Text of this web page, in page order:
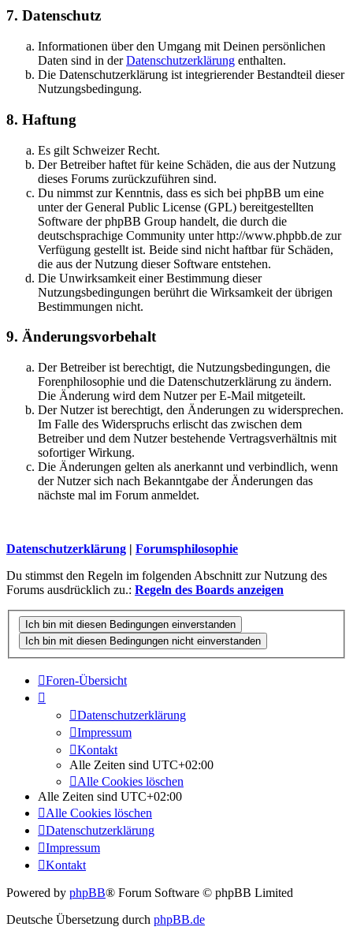
7. Datenschutz
Informationen über den Umgang mit Deinen persönlichen
Daten sind in derDatenschutzerklärung enthalten.
Die Datenschutzerklärung ist integrierender Bestandteil dieser
Nutzungsbedingung.
8. Haftung
Es gilt Schweizer Recht.
Der Betreiber haftet für keine Schäden, die aus der Nutzung
dieses Forums zurückzuführen sind.
Du nimmst zur Kenntnis, dass es sich bei phpBB um eine
unter der General Public License (GPL) bereitgestellten
Software der phpBB Group handelt, die durch die
deutschsprachige Community unter http://www.phpbb.de zur
Verfügung gestellt ist. Beide sind nicht haftbar für Schäden,
die aus der Nutzung dieser Software entstehen.
Die Unwirksamkeit einer Bestimmung dieser
Nutzungsbedingungen berührt die Wirksamkeit der übrigen
Bestimmungen nicht.
9. Änderungsvorbehalt
Der Betreiber ist berechtigt, die Nutzungsbedingungen, die
Forenphilosophie und die Datenschutzerklärung zu ändern.
Die Änderung wird dem Nutzer per E-Mail mitgeteilt.
Der Nutzer ist berechtigt, den Änderungen zu widersprechen.
Im Falle des Widerspruchs erlischt das zwischen dem
Betreiber und dem Nutzer bestehende Vertragsverhältnis mit
sofortiger Wirkung.
Die Änderungen gelten als anerkannt und verbindlich, wenn
der Nutzer sich nach Bekanntgabe der Änderungen das
nächste mal im Forum anmeldet.
Datenschutzerklärung | Forumsphilosophie
Du stimmst den Regeln im folgenden Abschnitt zur Nutzung des
Forums ausdrücklich zu.: Regeln des Boards anzeigen
Foren-Übersicht
Datenschutzerklärung
Impressum
Kontakt
Alle Zeiten sind UTC+02:00
Alle Cookies löschen
Alle Zeiten sind UTC+02:00
Alle Cookies löschen
Datenschutzerklärung
Impressum
Kontakt
Powered by phpBB® Forum Software © phpBB Limited
Deutsche Übersetzung durch phpBB.de